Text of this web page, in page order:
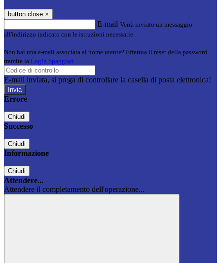
button close ×
E-mail Verrà inviato un messaggio
all'indirizzo indicato con le istruzioni necessarie.
Non hai una e-mail associata al nome utente? Effettua il reset della password
tramite la Login Spaggiari
E-mail inviata, si prega di controllare la casella di posta elettronica!
Errore
Chiudi
Successo
Chiudi
Informazione
Chiudi
Attendere...
Attendere il completamento dell'operazione...